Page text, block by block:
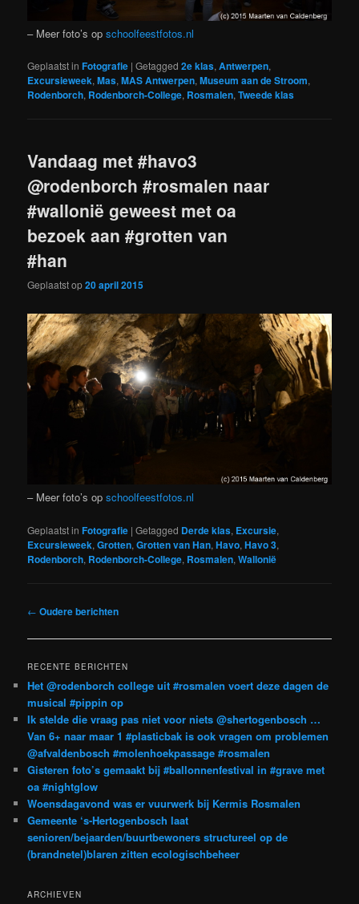
– Meer foto’s opschoolfeestfotos.nl
Geplaatst in Fotografie |Getagged 2e klas,Antwerpen,
Excursieweek,Mas,MAS Antwerpen,Museum aan de Stroom,
Rodenborch, Rodenborch-College, Rosmalen,Tweede klas
Vandaag met #havo3
@rodenborch #rosmalen naar
#wallonië geweest met oa
bezoek aan #grotten van
#han
Geplaatst op20 april 2015
– Meer foto’s opschoolfeestfotos.nl
Geplaatst in Fotografie |Getagged Derde klas, Excursie,
Excursieweek,Grotten,Grotten van Han,Havo,Havo 3,
Rodenborch, Rodenborch-College, Rosmalen,Wallonië
Bericht
← Oudere berichten
RECENTE BERICHTEN
Het @rodenborch college uit #rosmalen voert deze dagen de
musical #pippin op
Ik stelde die vraag pas niet voor niets @shertogenbosch …
Van 6+ naar maar 1 #plasticbak is ook vragen om problemen
@afvaldenbosch #molenhoekpassage #rosmalen
Gisteren foto’s gemaakt bij #ballonnenfestival in #grave met
oa #nightglow
Woensdagavond was er vuurwerk bij Kermis Rosmalen
Gemeente ‘s-Hertogenbosch laat
senioren/bejaarden/buurtbewoners structureel op de
(brandnetel)blaren zitten ecologischbeheer
ARCHIEVEN